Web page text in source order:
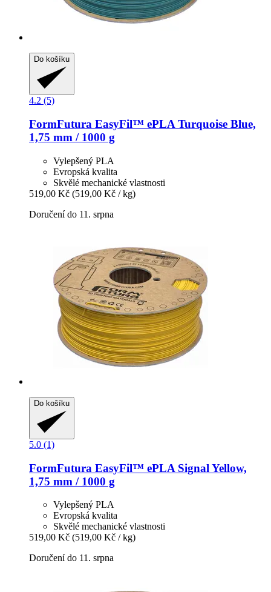
Do košíku
4.2 (5)
FormFutura EasyFil™ ePLA Turquoise Blue,
1,75 mm / 1000 g
Vylepšený PLA
Evropská kvalita
Skvělé mechanické vlastnosti
519,00 Kč (519,00 Kč / kg)
Doručení do 11. srpna
Do košíku
5.0 (1)
FormFutura EasyFil™ ePLA Signal Yellow,
1,75 mm / 1000 g
Vylepšený PLA
Evropská kvalita
Skvělé mechanické vlastnosti
519,00 Kč (519,00 Kč / kg)
Doručení do 11. srpna